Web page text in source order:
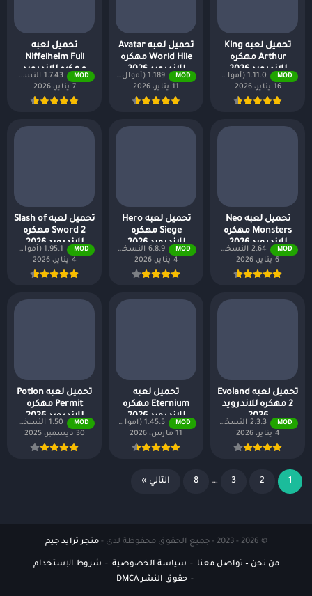
تحميل لعبه King
Arthur مهكره
للاندرويد 2026
MOD
1.11.0 (أموال لا نهائية + جميع المستويات)
16 يناير، 2026
تحميل لعبه Avatar
World Hile مهكره
للاندرويد 2026
MOD
1.189 (أموال لا نهائية + جميع المستويات)
11 يناير، 2026
تحميل لعبه
Niffelheim Full
مهكره للاندرويد
2026
MOD
1.7.43 النسخة المدفوعة مجانًا
7 يناير، 2026
تحميل لعبه Neo
Monsters مهكره
للاندرويد 2026
MOD
2.64 النسخة المدفوعة مجانًا
6 يناير، 2026
تحميل لعبه Hero
Siege مهكره
للاندرويد 2026
MOD
6.8.9 النسخة المدفوعة مجانًا
4 يناير، 2026
تحميل لعبه Slash of
Sword 2 مهكره
للاندرويد 2026
MOD
1.95.1 (أموال لا نهائية + جميع المستويات)
4 يناير، 2026
تحميل لعبه Evoland
2 مهكره للاندرويد
2026
MOD
2.3.3 النسخة المدفوعة مجانًا
4 يناير، 2026
تحميل لعبه
Eternium مهكره
للاندرويد 2026
MOD
1.45.5 (أموال لا نهائية + جميع المستويات)
11 مارس، 2026
تحميل لعبه Potion
Permit مهكره
للاندرويد 2026
MOD
1.50 النسخة المدفوعة مجانًا
30 ديسمبر، 2025
1
2
3
…
8 التالي »
© 2026 - 2023 - جميع الحقوق محفوظة لدى - متجر ترايد جيم
من نحن – تواصل معنا سياسة الخصوصية
شروط الإستخدام
حقوق النشر DMCA